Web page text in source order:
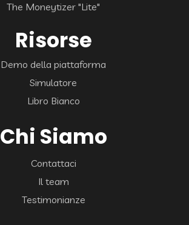
The Moneytizer "Lite"
Risorse
Demo della piattaforma
Simulatore
Libro Bianco
Chi Siamo
Contattaci
Il team
Testimonianze